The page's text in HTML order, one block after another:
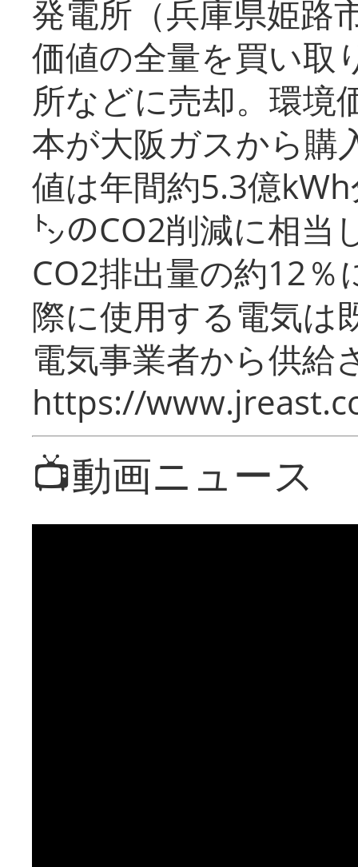
発電所（兵庫県姫路
価値の全量を買い取
所などに売却。環境
本が大阪ガスから購
値は年間約5.3億
㌧のCO2削減に相当
CO2排出量の約12％
際に使用する電気は
電気事業者から供給
https://
📺動画ニュース